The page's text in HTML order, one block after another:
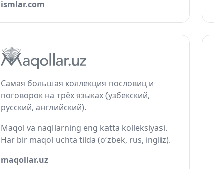
ismlar.com
Самая большая коллекция пословиц и
поговорок на трёх языках (узбекский,
русский, английский).
Maqol va naqllarning eng katta kolleksiyasi.
Har bir maqol uchta tilda (o‘zbek, rus, ingliz).
maqollar.uz